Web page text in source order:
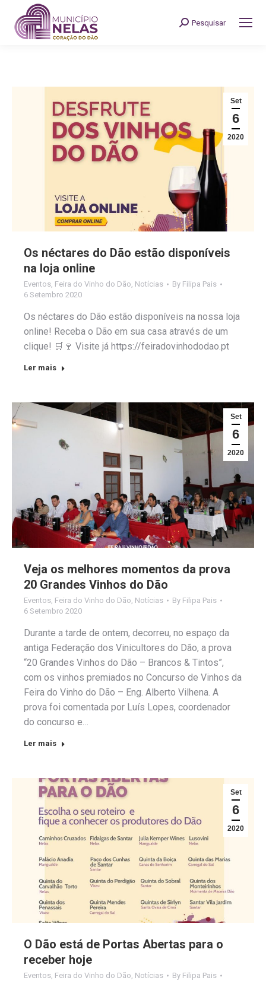
Search:
Pesquisar
Set
6
2020
Os néctares do Dão estão disponíveis
na loja online
Eventos, Feira do Vinho do Dão, Notícias By Filipa Pais
6 Setembro 2020
Os néctares do Dão estão disponíveis na nossa loja
online! Receba o Dão em sua casa através de um
clique! 🛒🍷 Visite já https://feiradovinhododao.pt
Ler mais
Set
6
2020
Veja os melhores momentos da prova
20 Grandes Vinhos do Dão
Eventos Feira do Vinho do Dão Notícias By Filipa Pais
6 Setembro 2020
Durante a tarde de ontem, decorreu, no espaço da
antiga Federação dos Vinicultores do Dão, a prova
“20 Grandes Vinhos do Dão – Brancos & Tintos”,
com os vinhos premiados no Concurso de Vinhos da
Feira do Vinho do Dão – Eng. Alberto Vilhena. A
prova foi comentada por Luís Lopes, coordenador
do concurso e…
Ler mais
Set
6
2020
O Dão está de Portas Abertas para o
receber hoje
Eventos, Feira do Vinho do Dão, Notícias By Filipa Pais